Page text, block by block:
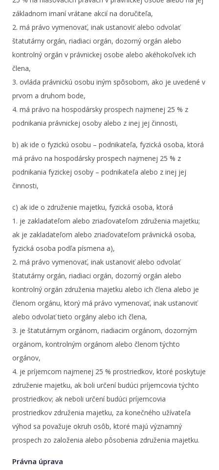
základnom imaní vrátane akcií na doručiteľa,
2. má právo vymenovať, inak ustanoviť alebo odvolať
štatutárny orgán, riadiaci orgán, dozorný orgán alebo
kontrolný orgán v právnickej osobe alebo akéhokoľvek ich
člena,
3. ovláda právnickú osobu iným spôsobom, ako je uvedené v
prvom a druhom bode,
4. má právo na hospodársky prospech najmenej 25 % z
podnikania právnickej osoby alebo z inej jej činnosti,
b) ak ide o fyzickú osobu – podnikateľa, fyzická osoba, ktorá
má právo na hospodársky prospech najmenej 25 % z
podnikania fyzickej osoby – podnikateľa alebo z inej jej
činnosti,
c) ak ide o združenie majetku, fyzická osoba, ktorá
1. je zakladateľom alebo zriaďovateľom združenia majetku;
ak je zakladateľom alebo zriaďovateľom právnická osoba,
fyzická osoba podľa písmena a),
2. má právo vymenovať, inak ustanoviť alebo odvolať
štatutárny orgán, riadiaci orgán, dozorný orgán alebo
kontrolný orgán združenia majetku alebo ich člena alebo je
členom orgánu, ktorý má právo vymenovať, inak ustanoviť
alebo odvolať tieto orgány alebo ich člena,
3. je štatutárnym orgánom, riadiacim orgánom, dozorným
orgánom, kontrolným orgánom alebo členom týchto
orgánov,
4. je príjemcom najmenej 25 % prostriedkov, ktoré poskytuje
združenie majetku, ak boli určení budúci príjemcovia týchto
prostriedkov; ak neboli určení budúci príjemcovia
prostriedkov združenia majetku, za konečného užívateľa
výhod sa považuje okruh osôb, ktoré majú významný
prospech zo založenia alebo pôsobenia združenia majetku.
Právna úprava